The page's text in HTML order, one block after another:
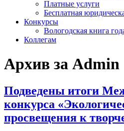
Платные услуги
Бесплатная
Конкурсы
Вологодская книга
Коллегам
Архив за Admin
Подведены итоги
конкурса
просвещения к